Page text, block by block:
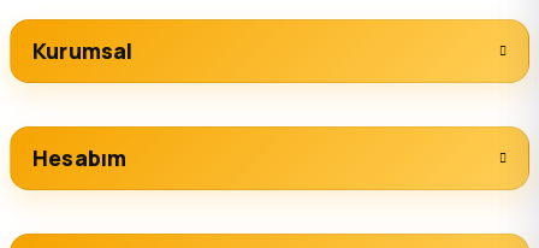
Kurumsal
Hesabım